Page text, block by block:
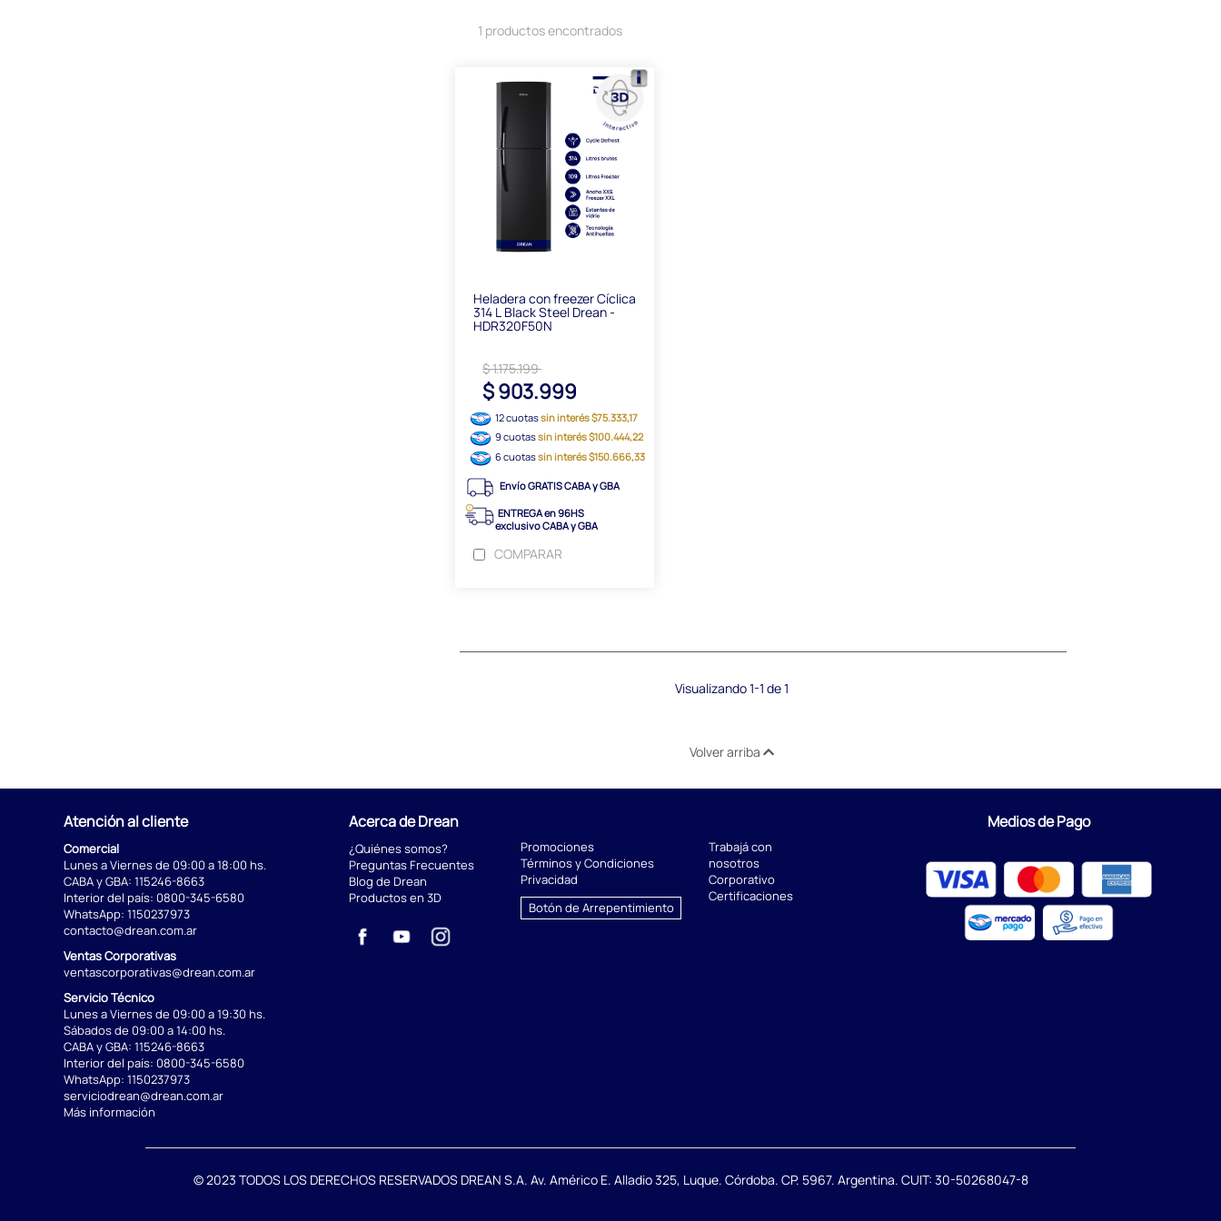
1 productos encontrados
Heladera con freezer Cíclica
314 L Black Steel Drean -
HDR320F50N
$ 1.175.199
$ 903.999
12 cuotassin interés $75.333,17
9 cuotassin interés $100.444,22
6 cuotassin interés $150.666,33
Envío GRATIS CABA y GBA
ENTREGA en 96HS
exclusivo CABA y GBA
COMPARAR
Visualizando 1-1 de 1
Volver arriba
Atención al cliente
Comercial
Lunes a Viernes de 09:00 a 18:00 hs.
CABA y GBA: 115246-8663
Interior del país: 0800-345-6580
WhatsApp: 1150237973
contacto@drean.com.ar
Ventas Corporativas
ventascorporativas@drean.com.ar
Servicio Técnico
Lunes a Viernes de 09:00 a 19:30 hs.
Sábados de 09:00 a 14:00 hs.
CABA y GBA: 115246-8663
Interior del país: 0800-345-6580
WhatsApp: 1150237973
serviciodrean@drean.com.ar
Más información
Acerca de Drean
¿Quiénes somos?
Preguntas Frecuentes
Blog de Drean
Productos en 3D
Promociones
Términos y Condiciones
Privacidad
Botón de Arrepentimiento
Trabajá con
nosotros
Corporativo
Certificaciones
Medios de Pago
© 2023 TODOS LOS DERECHOS RESERVADOS DREAN S.A. Av. Américo E. Alladio 325, Luque. Córdoba. CP. 5967. Argentina. CUIT: 30-50268047-8